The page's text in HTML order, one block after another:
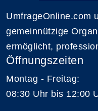
UmfrageOnline.com
gemeinnützige
ermöglicht,
Öffnungszeiten
Montag - Freitag:
08:30 Uhr bis 12:00